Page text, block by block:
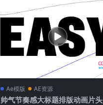
Ae模版 AE资源
帅气节奏感大标题排版动画片头